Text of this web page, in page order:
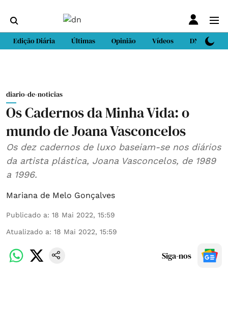
Edição Diária Últimas Opinião Vídeos DN Sport
diario-de-noticias
Os Cadernos da Minha Vida: o
mundo de Joana Vasconcelos
Os dez cadernos de luxo baseiam-se nos diários
da artista plástica, Joana Vasconcelos, de 1989
a 1996.
Mariana de Melo Gonçalves
Publicado a: 18 Mai 2022, 15:59
Atualizado a: 18 Mai 2022, 15:59
Siga-nos